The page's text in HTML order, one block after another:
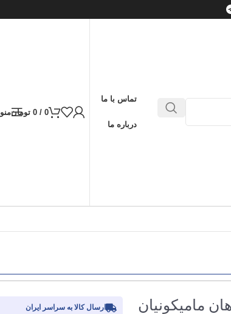
تماس با ما
درباره ما
0
/
0 تومانمنو
مامیکونیان ارسال کالا به سراسر ایران